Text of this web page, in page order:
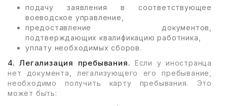
подачу заявления в соответствующее
воеводское управление,
предоставление документов,
подтверждающих квалификацию работника,
уплату необходимых сборов.
4. Легализация пребывания. Если у иностранца
нет документа, легализующего его пребывание,
необходимо получить карту пребывания. Это
может быть: